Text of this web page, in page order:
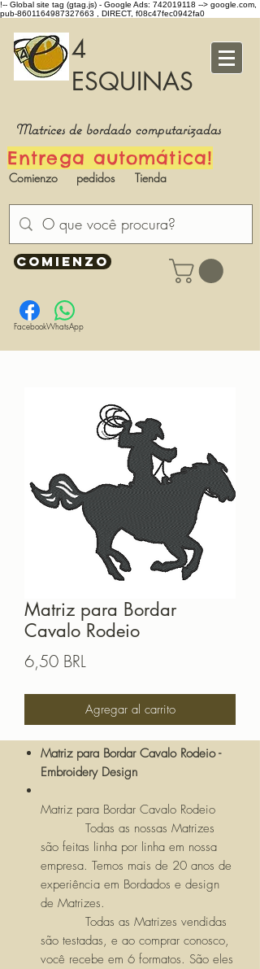
!-- Global site tag (gtag.js) - Google Ads: 742019118 --> google.com,
pub-8601164987327663 , DIRECT, f08c47fec0942fa0
4
ESQUINAS
Matrices de bordado computarizadas
Entrega automática!
Comienzo pedidos Tienda
COMIENZO
FacebookWhatsApp
Matriz para Bordar
Cavalo Rodeio
6,50 BRL
Agregar al carrito
Matriz para Bordar Cavalo Rodeio -
Embroidery Design
Matriz para Bordar Cavalo Rodeio
Todas as nossas Matrizes
são feitas linha por linha em nossa
empresa. Temos mais de 20 anos de
experiência em Bordados e design
de Matrizes.
Todas as Matrizes vendidas
são testadas, e ao comprar conosco,
você recebe em 6 formatos. São eles